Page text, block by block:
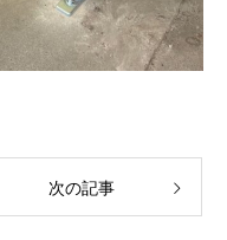
次の記事